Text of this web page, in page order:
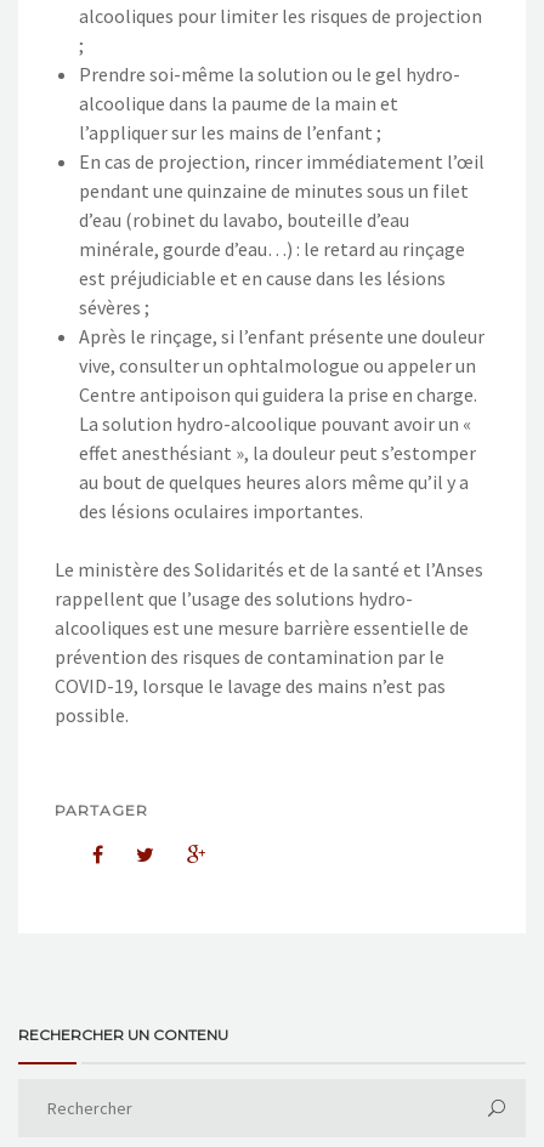
alcooliques pour limiter les risques de projection
;
Prendre soi-même la solution ou le gel hydro-
alcoolique dans la paume de la main et
l’appliquer sur les mains de l’enfant ;
En cas de projection, rincer immédiatement l’œil
pendant une quinzaine de minutes sous un filet
d’eau (robinet du lavabo, bouteille d’eau
minérale, gourde d’eau…) : le retard au rinçage
est préjudiciable et en cause dans les lésions
sévères ;
Après le rinçage, si l’enfant présente une douleur
vive, consulter un ophtalmologue ou appeler un
Centre antipoison qui guidera la prise en charge.
La solution hydro-alcoolique pouvant avoir un «
effet anesthésiant », la douleur peut s’estomper
au bout de quelques heures alors même qu’il y a
des lésions oculaires importantes.
Le ministère des Solidarités et de la santé et l’Anses
rappellent que l’usage des solutions hydro-
alcooliques est une mesure barrière essentielle de
prévention des risques de contamination par le
COVID-19, lorsque le lavage des mains n’est pas
possible.
PARTAGER
RECHERCHER UN CONTENU